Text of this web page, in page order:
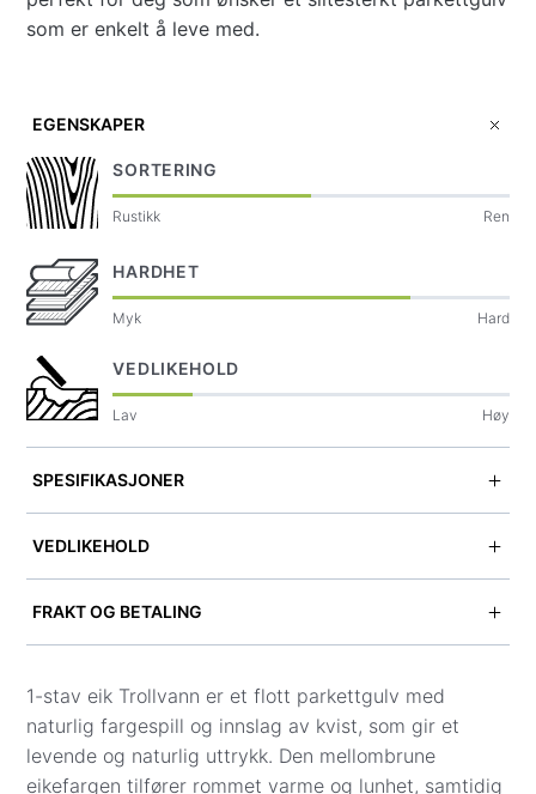
som er enkelt å leve med.
EGENSKAPER
SORTERING
Rustikk Ren
HARDHET
Myk Hard
VEDLIKEHOLD
Lav Høy
SPESIFIKASJONER
Treslag: Eik
Tykkelse: 14 mm
Bredde: 180 mm
Lengde: 2200 mm + start/sluttbord
Sortering: Natur
Fasing: 2-sidig fas
Montering: 5G Klikk
VEDLIKEHOLD
Til daglig rengjøring anbefales tørre metoder som
vaskes med en lett fuktig klut og mildt
rengjøringsmiddel, for eksempel Mastercleaner.
Unngå bruk av mye vann – vann er parkettens
FRAKT OG BETALING
Fraktpris vises i kassen når du har lagt inn adresse
og kontaktinformasjon.
Vi leverer ikke til Svalbard, og innbæring er ikke
1-stav eik Trollvann er et flott parkettgulv med
naturlig fargespill og innslag av kvist, som gir et
levende og naturlig uttrykk. Den mellombrune
eikefargen tilfører rommet varme og lunhet, samtidig